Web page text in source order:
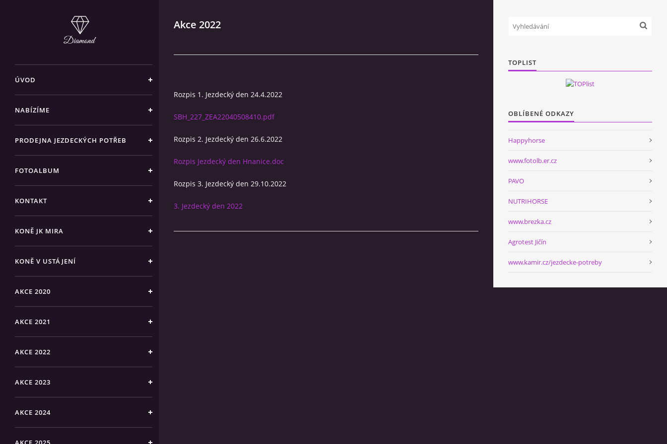
ÚVOD
NABÍZÍME
PRODEJNA JEZDECKÝCH POTŘEB
FOTOALBUM
KONTAKT
KONĚ JK MIRA
KONĚ V USTÁJENÍ
AKCE 2020
AKCE 2021
AKCE 2022
AKCE 2023
AKCE 2024
Akce 2022
Rozpis 1. Jezdecký den 24.4.2022
SBH_227_ZEA22040508410.pdf
Rozpis 2. Jezdecký den 26.6.2022
Rozpis Jezdecký den Hnanice.doc
Rozpis 3. Jezdecký den 29.10.2022
3. Jezdecký den 2022
TOPLIST
OBLÍBENÉ ODKAZY
Happyhorse
www.fotolb.er.cz
PAVO
NUTRIHORSE
www.brezka.cz
Agrotest Jičín
www.kamir.cz/jezdecke-potreby